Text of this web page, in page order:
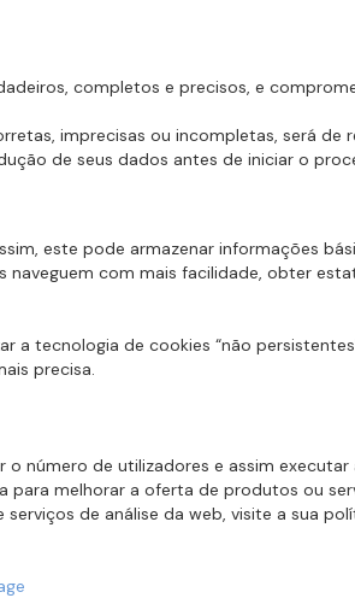
completos e precisos, e
imprecisas ou incompletas, será de
de seus dados antes de iniciar o
este pode armazenar informações
com mais facilidade, obter
a tecnologia de cookies “não
precisa.
número de utilizadores e assim executar
para melhorar a oferta de produtos ou
de análise da web, visite a sua